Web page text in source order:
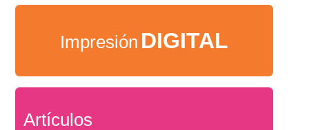
Impresión DIGITAL
Artículos